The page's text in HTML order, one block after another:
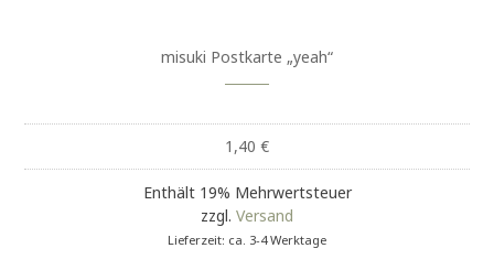
misuki Postkarte „yeah“
1,40 €
Enthält 19% Mehrwertsteuer
zzgl. Versand
Lieferzeit: ca. 3-4 Werktage